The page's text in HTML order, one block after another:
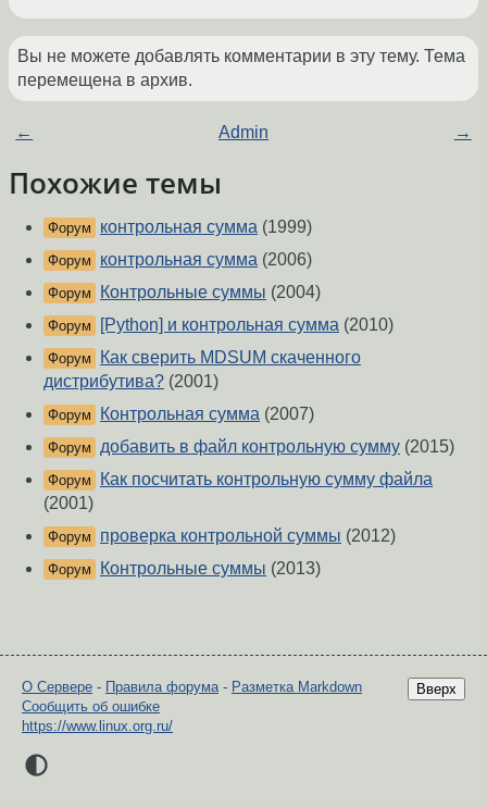
Вы не можете добавлять комментарии в эту тему. Тема
перемещена в архив.
← Admin →
Похожие темы
Форум контрольная сумма (1999)
Форум контрольная сумма (2006)
Форум Контрольные суммы (2004)
Форум [Python] и контрольная сумма (2010)
Форум
Как сверить MDSUM скаченного
дистрибутива? (2001)
Форум Контрольная сумма (2007)
Форум добавить в файл контрольную сумму (2015)
Форум
Как посчитать контрольную сумму файла
(2001)
Форум проверка контрольной суммы (2012)
Форум Контрольные суммы (2013)
Вверх
О Сервере - Правила форума- Разметка Markdown
Сообщить об ошибке
https://www.linux.org.ru/